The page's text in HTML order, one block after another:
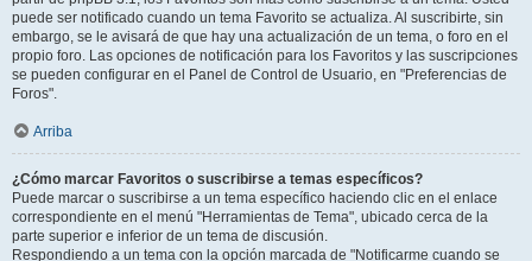
puede ser notificado cuando un tema Favorito se actualiza. Al suscribirte, sin
embargo, se le avisará de que hay una actualización de un tema, o foro en el
propio foro. Las opciones de notificación para los Favoritos y las suscripciones
se pueden configurar en el Panel de Control de Usuario, en "Preferencias de
Foros".
Arriba
¿Cómo marcar Favoritos o suscribirse a temas específicos?
Puede marcar o suscribirse a un tema específico haciendo clic en el enlace
correspondiente en el menú "Herramientas de Tema", ubicado cerca de la
parte superior e inferior de un tema de discusión.
Respondiendo a un tema con la opción marcada de "Notificarme cuando se